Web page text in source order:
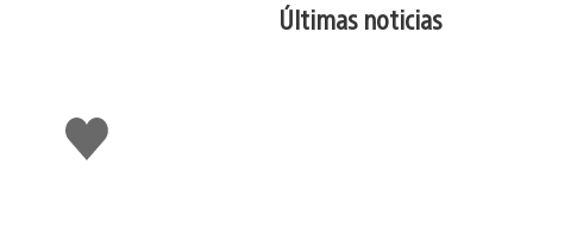
Me
gusta
Últimas noticias